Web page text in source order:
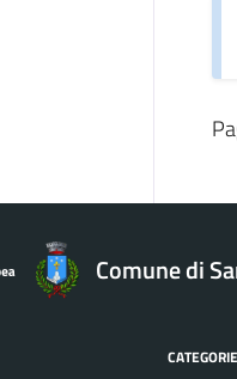
Comune di